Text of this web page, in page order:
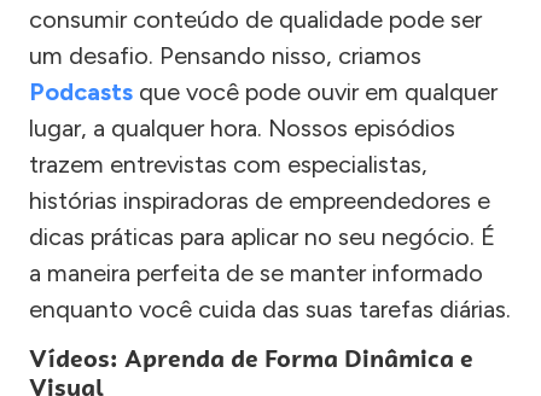
consumir conteúdo de qualidade pode ser
um desafio. Pensando nisso, criamos
Podcasts que você pode ouvir em qualquer
lugar, a qualquer hora. Nossos episódios
trazem entrevistas com especialistas,
histórias inspiradoras de empreendedores e
dicas práticas para aplicar no seu negócio. É
a maneira perfeita de se manter informado
enquanto você cuida das suas tarefas diárias.
Vídeos: Aprenda de Forma Dinâmica e
Visual